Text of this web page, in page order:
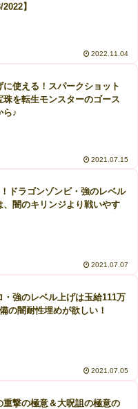
】
2022.11.04
に使える！スパークショット
珠を転生モンスターのゴース
ら♪
2021.07.15
ドラゴンゾンビ・強のレベル
、闇のキリンジより戦いやす
2021.07.07
・強のレベル上げは玉給111万
の闇耐性埋めが欲しい！
2021.07.05
重撃の極意＆大呪詛の極意の